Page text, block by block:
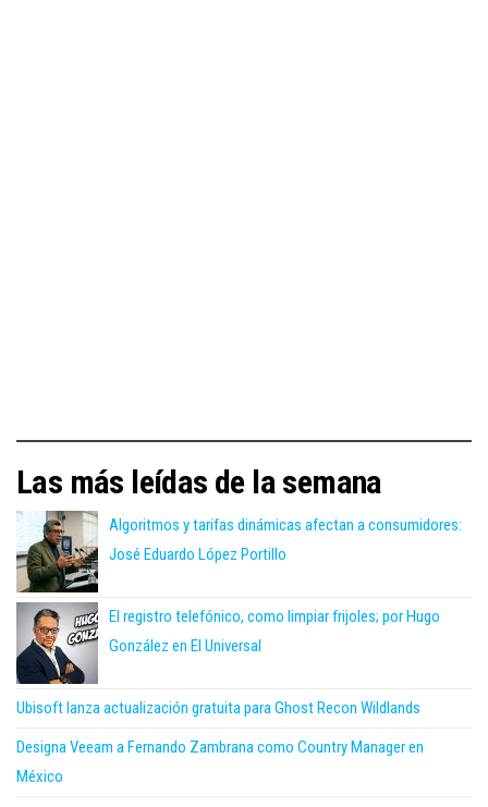
Las más leídas de la semana
Algoritmos y tarifas dinámicas afectan a consumidores:
José Eduardo López Portillo
El registro telefónico, como limpiar frijoles; por Hugo
González en El Universal
Ubisoft lanza actualización gratuita para Ghost Recon Wildlands
Designa Veeam a Fernando Zambrana como Country Manager en
México